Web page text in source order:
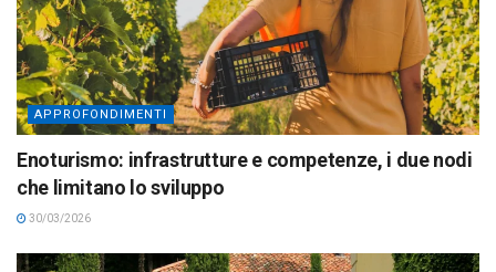
APPROFONDIMENTI
Enoturismo: infrastrutture e competenze, i due nodi
che limitano lo sviluppo
30/03/2026